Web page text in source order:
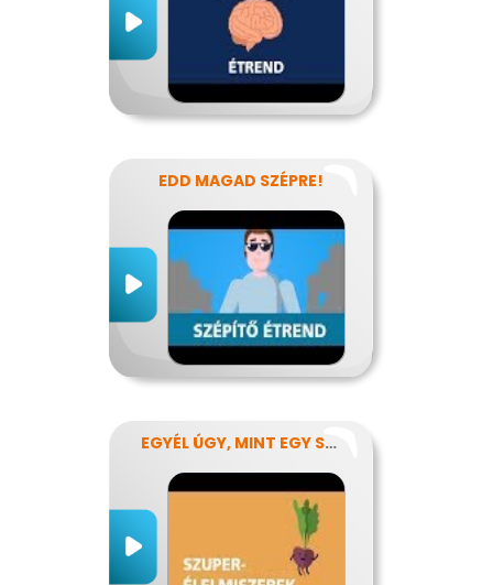
EDD MAGAD SZÉPRE!
EGYÉL ÚGY, MINT EGY SZUPERHŐS!